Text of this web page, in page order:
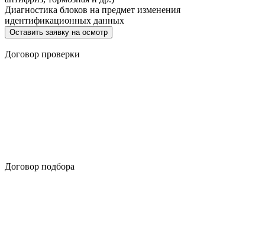
Диагностика блоков на предмет изменения
идентификационных данных
Оставить заявку на осмотр
Договор проверки
Договор подбора